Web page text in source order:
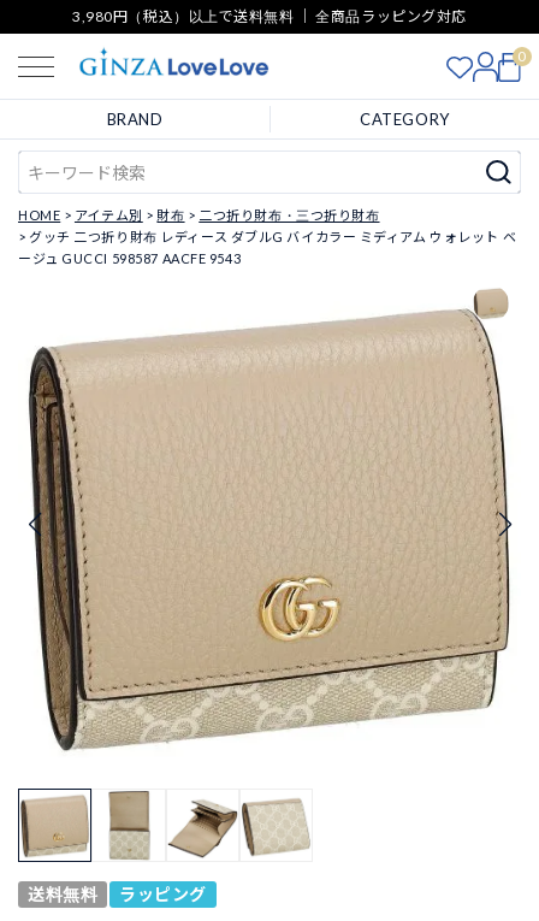
3,980円（税込）以上で送料無料 ｜ 全商品ラッピング対応
0
BRAND CATEGORY
HOME アイテム別 財布
二つ折り財布・三つ折り財布
グッチ 二つ折り財布 レディース ダブルG バイカラー ミディアム ウォレット ベ
ージュ GUCCI 598587 AACFE 9543
送料無料 ラッピング